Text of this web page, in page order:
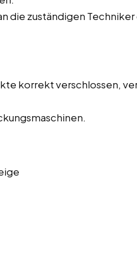
die zuständigen
korrekt verschlossen,